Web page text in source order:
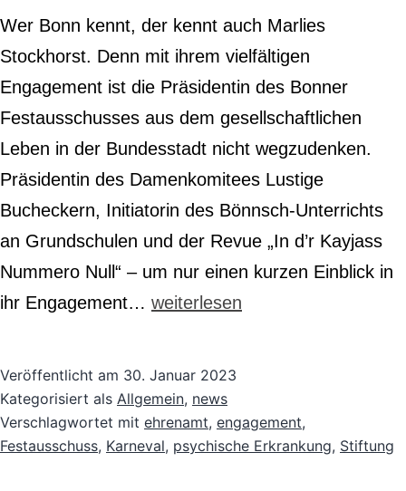
Wer Bonn kennt, der kennt auch Marlies
Stockhorst. Denn mit ihrem vielfältigen
Engagement ist die Präsidentin des Bonner
Festausschusses aus dem gesellschaftlichen
Leben in der Bundesstadt nicht wegzudenken.
Präsidentin des Damenkomitees Lustige
Bucheckern, Initiatorin des Bönnsch-Unterrichts
an Grundschulen und der Revue „In d’r Kayjass
Nummero Null“ – um nur einen kurzen Einblick in
ihr Engagement… Ein
weiterlesen
Veröffentlicht am 30. Januar 2023
Kategorisiert als Allgemein, news
Verschlagwortet mit ehrenamt, engagement,
Festausschuss, Karneval, psychische Erkrankung, Stiftung